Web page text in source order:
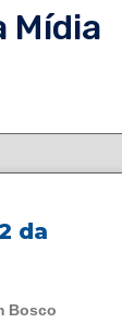
Mídia
da
Bosco